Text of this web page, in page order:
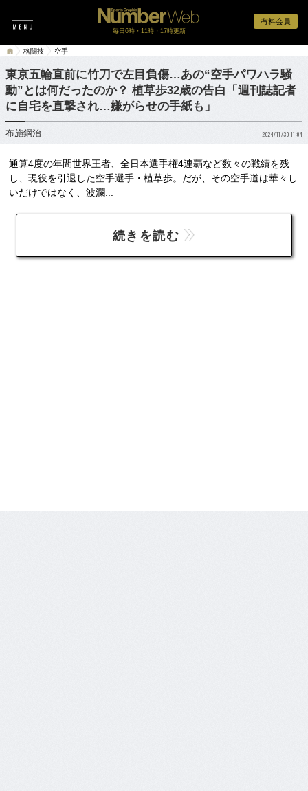
有料会員
毎日6時・11時・17時更新
格闘技 空手
東京五輪直前に竹刀で左目負傷…あの“空手パワハラ騒
動”とは何だったのか？ 植草歩32歳の告白「週刊誌記者
に自宅を直撃され…嫌がらせの手紙も」
布施鋼治 2024/11/30 11:04
通算4度の年間世界王者、全日本選手権4連覇など数々の戦績を残
し、現役を引退した空手選手・植草歩。だが、その空手道は華々し
いだけではなく、波瀾...
続きを読む